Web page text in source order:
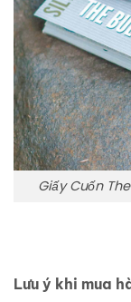
Giấy Cuốn
Lưu ý khi mua